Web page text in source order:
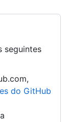
seguintes
do GitHub